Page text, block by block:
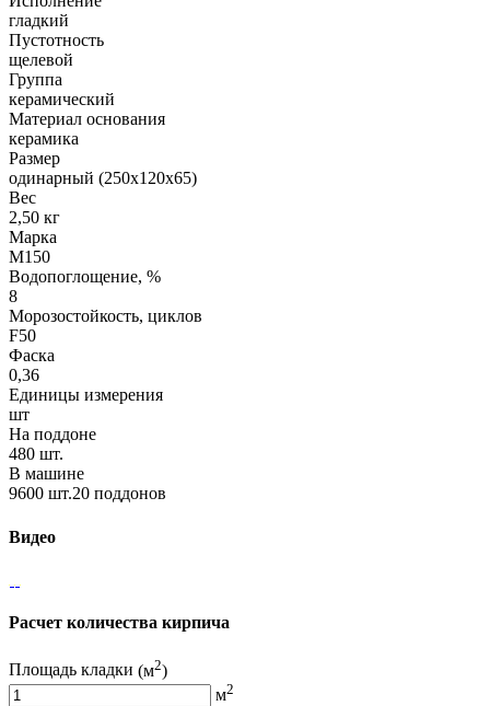
гладкий
Пустотность
щелевой
Группа
керамический
Материал основания
керамика
Размер
одинарный (250х120х65)
Вес
2,50 кг
Марка
М150
Водопоглощение, %
8
Морозостойкость, циклов
F50
Фаска
0,36
Единицы измерения
шт
На поддоне
480 шт.
В машине
9600 шт.20 поддонов
Видео
Расчет количества кирпича
Площадь кладки (м2)
м2